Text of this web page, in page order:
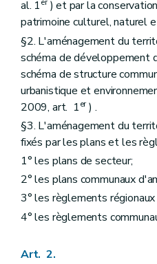
Art. 45
Section 5 Procédure
Art. 46
Chapitre III
Du plan
Section première
Art. 47
Section 2 Contenu
Art. 48
Art. 49
Section 3
Art. 49bis
Art. 50
Art. 51
Art. 52
Section 4
Section 5 Elaboration
al. 1er) et par la
patrimoine culturel, naturel
§2. L'aménagement du
schéma de développement
schéma de structure
urbanistique et
2009, art. 1er) .
§3. L'aménagement du
fixés par les plans et les
1° les plans de secteur;
2° les plans communaux
3° les règlements régionaux
4° les règlements
Art. 2.